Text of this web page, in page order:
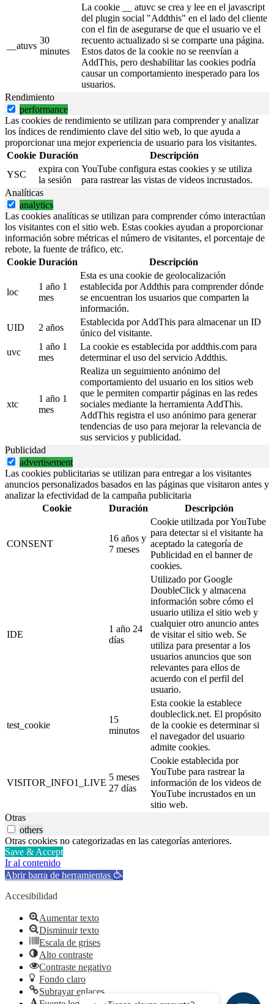
__atuvs
30
minutes
La cookie __ atuvc se crea y lee en el javascript
del plugin social "Addthis" en el lado del cliente
con el fin de asegurarse de que el usuario ve el
recuento actualizado si se comparte una página.
Estos datos de la cookie no se reenvían a
AddThis, pero deshabilitar las cookies podría
causar un comportamiento inesperado para los
usuarios.
Rendimiento
performance
Las cookies de rendimiento se utilizan para comprender y analizar
los índices de rendimiento clave del sitio web, lo que ayuda a
proporcionar una mejor experiencia de usuario para los visitantes.
Cookie Duración
Descripción
YSC
expira con
la sesión
YouTube configura estas cookies y se utiliza
para rastrear las vistas de videos incrustados.
Analíticas
analytics
Las cookies analíticas se utilizan para comprender cómo interactúan
los visitantes con el sitio web. Estas cookies ayudan a proporcionar
información sobre métricas el número de visitantes, el porcentaje de
rebote, la fuente de tráfico, etc.
Cookie Duración Descripción
loc
1 año 1
mes
Esta es una cookie de geolocalización
establecida por Addthis para comprender dónde
se encuentran los usuarios que comparten la
información.
UID
2 años
Establecida por AddThis para almacenar un ID
único del visitante.
uvc
1 año 1
mes
La cookie es establecida por addthis.com para
determinar el uso del servicio Addthis.
xtc
1 año 1
mes
Realiza un seguimiento anónimo del
comportamiento del usuario en los sitios web
que le permiten compartir páginas en las redes
sociales mediante la herramienta AddThis.
AddThis registra el uso anónimo para generar
tendencias de uso para mejorar la relevancia de
sus servicios y publicidad.
Publicidad
advertisement
Las cookies publicitarias se utilizan para entregar a los visitantes
anuncios personalizados basados en las páginas que visitaron antes y
analizar la efectividad de la campaña publicitaria
Cookie
Duración Descripción
CONSENT
16 años y
7 meses
Cookie utilizada por YouTube
para detectar si el visitante ha
aceptado la categoría de
Publicidad en el banner de
cookies.
IDE
1 año 24
días
Utilizado por Google
DoubleClick y almacena
información sobre cómo el
usuario utiliza el sitio web y
cualquier otro anuncio antes
de visitar el sitio web. Se
utiliza para presentar a los
usuarios anuncios que son
relevantes para ellos de
acuerdo con el perfil del
usuario.
test_cookie
15
minutos
Esta cookie la establece
doubleclick.net. El propósito
de la cookie es determinar si
el navegador del usuario
admite cookies.
VISITOR_INFO1_LIVE
5 meses
27 días
Cookie establecida por
YouTube para rastrear la
información de los videos de
YouTube incrustados en un
sitio web.
Otras
others
Otras cookies no categorizadas en las categorías anteriores.
Save & Accept
Ir al contenido
Abrir barra de herramientas
Accesibilidad
Aumentar texto
Disminuir texto
Escala de grises
Alto contraste
Contraste negativo
Fondo claro
Subrayar enlaces